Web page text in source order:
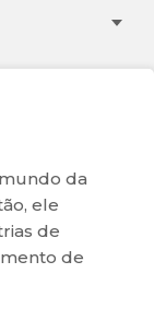
da
ele
de
de